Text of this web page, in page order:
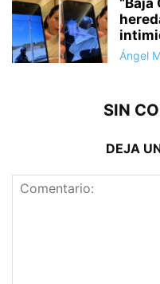
Ángel
SIN
DEJA